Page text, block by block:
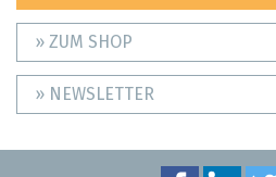
» ZUM SHOP
» NEWSLETTER